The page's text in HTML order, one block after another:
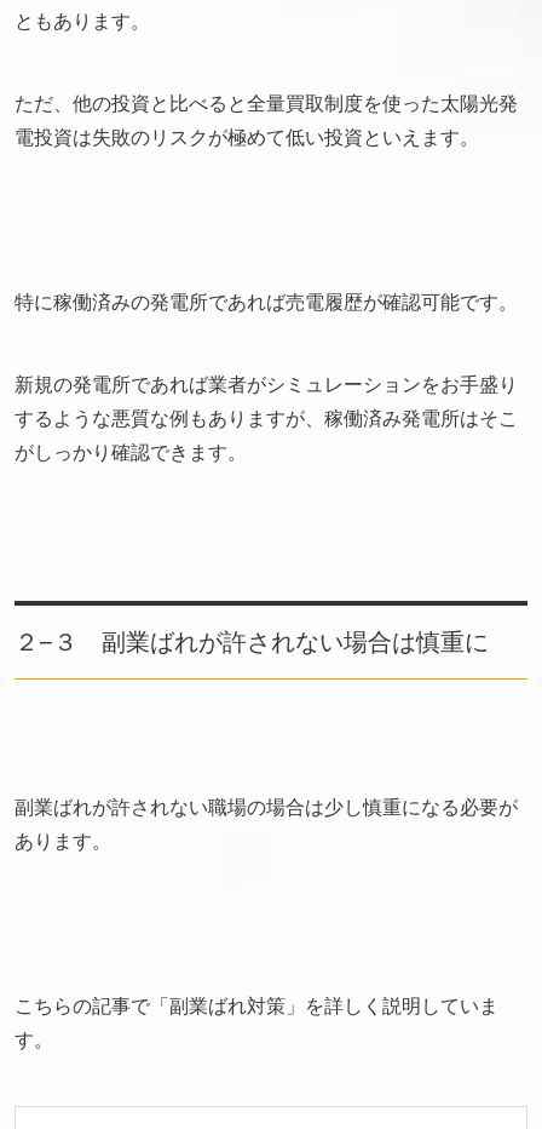
ともあります。
ただ、他の投資と比べると全量買取制度を使った太陽光発
電投資は失敗のリスクが極めて低い投資といえます。
特に稼働済みの発電所であれば売電履歴が確認可能です。
新規の発電所であれば業者がシミュレーションをお手盛り
するような悪質な例もありますが、稼働済み発電所はそこ
がしっかり確認できます。
２−３ 副業ばれが許されない場合は慎重に
副業ばれが許されない職場の場合は少し慎重になる必要が
あります。
こちらの記事で「副業ばれ対策」を詳しく説明していま
す。